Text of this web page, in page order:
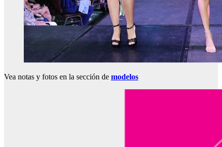
Vea notas y fotos en la sección de modelos